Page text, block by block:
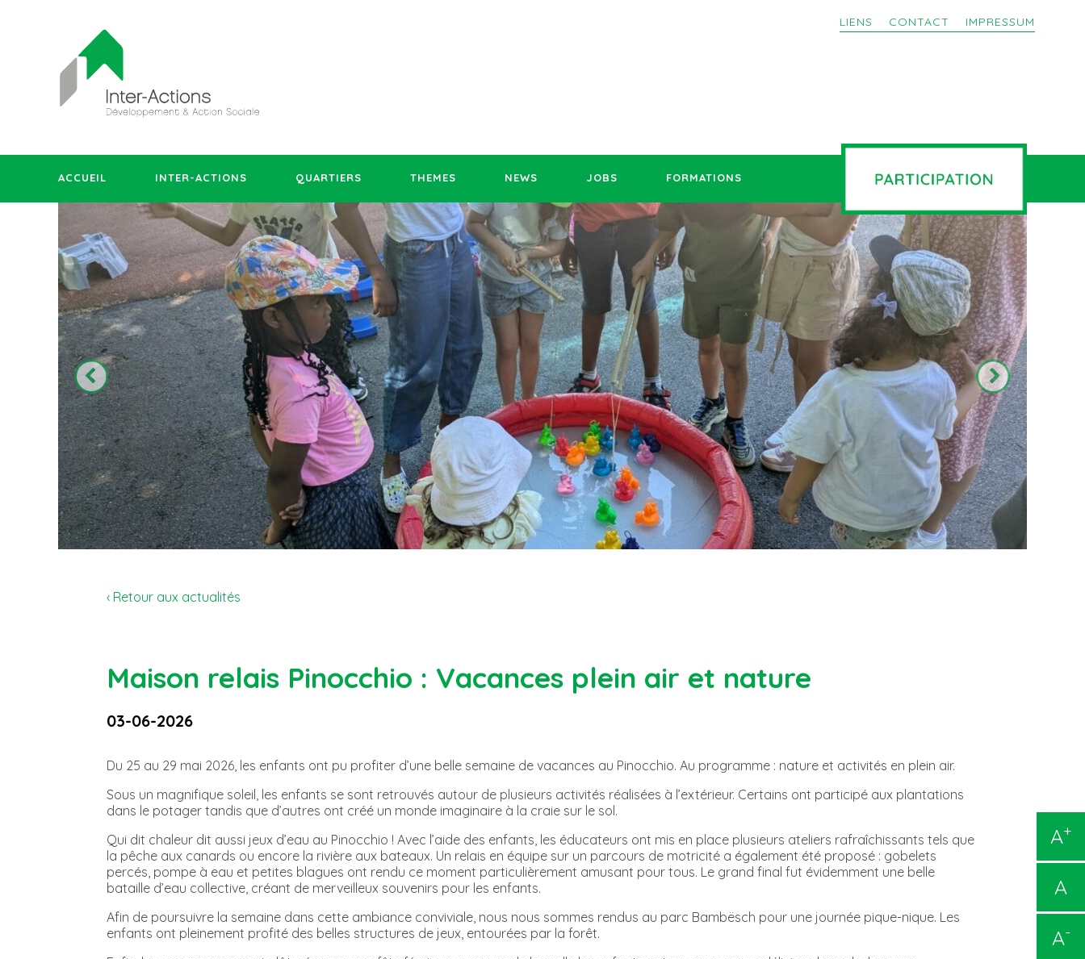
LIENS CONTACT IMPRESSUM
ACCUEIL INTER-ACTIONS QUARTIERS THEMES NEWS JOBS FORMATIONS
A+
A
A-
‹ Retour aux actualités
Maison relais Pinocchio : Vacances plein air et nature
03-06-2026
Du 25 au 29 mai 2026, les enfants ont pu profiter d’une belle semaine de vacances au Pinocchio. Au programme : nature et activités en plein air.
Sous un magnifique soleil, les enfants se sont retrouvés autour de plusieurs activités réalisées à l’extérieur. Certains ont participé aux plantations
dans le potager tandis que d’autres ont créé un monde imaginaire à la craie sur le sol.
Qui dit chaleur dit aussi jeux d’eau au Pinocchio ! Avec l’aide des enfants, les éducateurs ont mis en place plusieurs ateliers rafraîchissants tels que
la pêche aux canards ou encore la rivière aux bateaux. Un relais en équipe sur un parcours de motricité a également été proposé : gobelets
percés, pompe à eau et petites blagues ont rendu ce moment particulièrement amusant pour tous. Le grand final fut évidemment une belle
bataille d’eau collective, créant de merveilleux souvenirs pour les enfants.
Afin de poursuivre la semaine dans cette ambiance conviviale, nous nous sommes rendus au parc Bambësch pour une journée pique-nique. Les
enfants ont pleinement profité des belles structures de jeux, entourées par la forêt.